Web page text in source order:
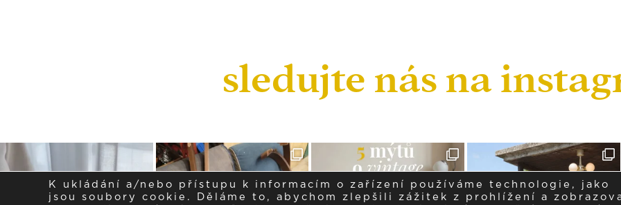
sledujte nás na
K ukládání a/nebo přístupu k informacím o zařízení používáme technologie, jako
jsou soubory cookie. Děláme to, abychom zlepšili zážitek z prohlížení a